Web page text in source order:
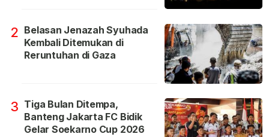
2 Belasan Jenazah Syuhada
Kembali Ditemukan di
Reruntuhan di Gaza
3 Tiga Bulan Ditempa,
Banteng Jakarta FC Bidik
Gelar Soekarno Cup 2026